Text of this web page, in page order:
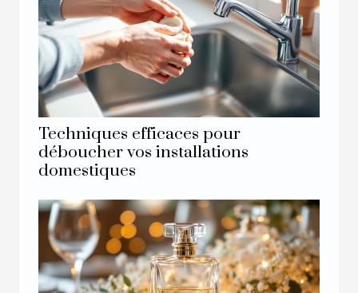
Techniques efficaces pour
déboucher vos installations
domestiques